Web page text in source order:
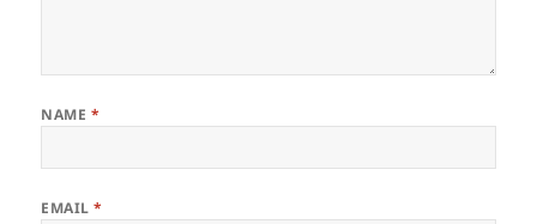
NAME *
EMAIL*